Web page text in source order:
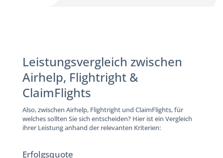
Leistungsvergleich zwischen
Airhelp, Flightright &
ClaimFlights
Also, zwischen Airhelp, Flightright und ClaimFlights, für
welches sollten Sie sich entscheiden? Hier ist ein Vergleich
ihrer Leistung anhand der relevanten Kriterien:
Erfolgsquote